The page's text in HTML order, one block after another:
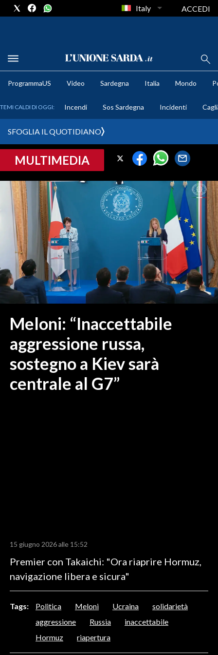
METEO
CRONACA SARDEGNA
PROVINCIA DI CAGLIARI
SULCIS IGLESIENTE
MEDIO CAMPIDANO
ORISTANO E PROVINCIA
SASSARI E PROVINCIA
GALLURA
NUORO E PROVINCIA
OGLIASTRA
ITALIA
MONDO
POLITICA
CALCIO
CULTURA
Italy ACCEDI
ProgrammaUS Video Sardegna Italia Mondo
TEMI CALDI DI OGGI: Incendi Sos Sardegna Incidenti
SFOGLIA IL QUOTIDIANO
MULTIMEDIA
Meloni: “Inaccettabile
aggressione russa,
sostegno a Kiev sarà
centrale al G7”
15 giugno 2026 alle 15:52
Premier con Takaichi: "Ora riaprire Hormuz,
navigazione libera e sicura"
Tags: Politica Meloni Ucraina
solidarietà
aggressione
Russia
inaccettabile
Hormuz
riapertura